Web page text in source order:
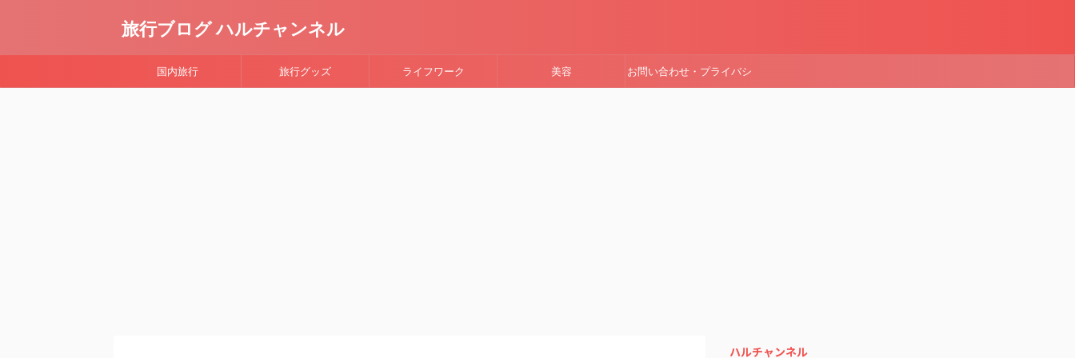
旅行ブログ ハルチャンネル
国内旅行 旅行グッズ ライフワーク 美容 お問い合わせ・プライバシ
ハルチャンネル